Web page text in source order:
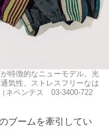
特徴的なニューモデル。光
気性、ストレスフリーなは
ネペンテス 03-3400-722
ブームを牽引してい